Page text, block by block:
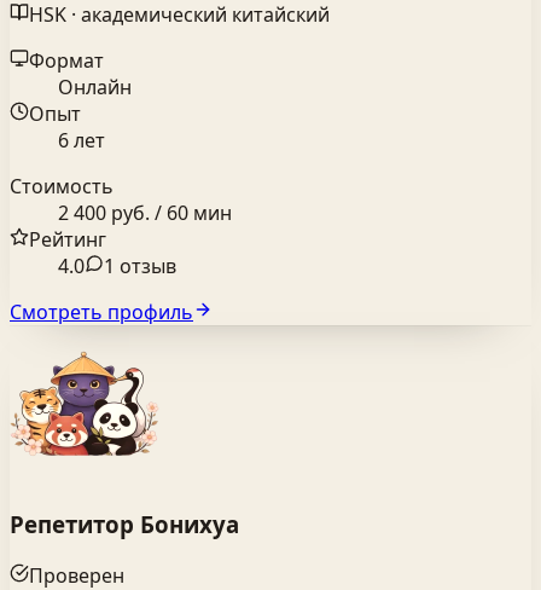
HSK · академический китайский
Формат
Онлайн
Опыт
6 лет
Стоимость
2 400 руб. / 60 мин
Рейтинг
4.0
1 отзыв
Смотреть профиль
Репетитор Бонихуа
Проверен